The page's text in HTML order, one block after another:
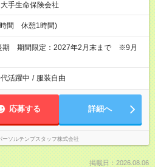
手生命保険会社
間 休憩1時間)
期 期間限定：2027年2月末まで ※9月
活躍中 / 服装自由
応募する 詳細へ
ーソルテンプスタッフ株式会社
掲載日：2026.08.06